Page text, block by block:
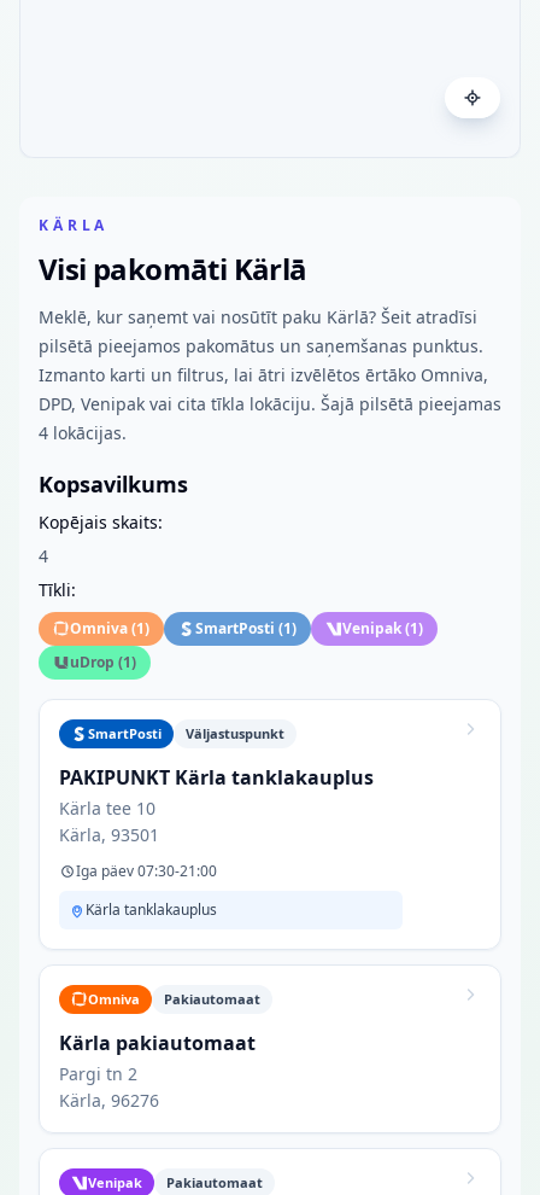
KÄRLA
Visi pakomāti Kärlā
Meklē, kur saņemt vai nosūtīt paku Kärlā? Šeit atradīsi
pilsētā pieejamos pakomātus un saņemšanas punktus.
Izmanto karti un filtrus, lai ātri izvēlētos ērtāko Omniva,
DPD, Venipak vai cita tīkla lokāciju. Šajā pilsētā pieejamas
4 lokācijas.
Kopsavilkums
Kopējais skaits:
4
Tīkli:
Omniva(1) SmartPosti (1) Venipak(1)
uDrop (1)
SmartPosti Väljastuspunkt
PAKIPUNKT Kärla tanklakauplus
Kärla tee 10
Kärla, 93501
Iga päev 07:30-21:00
Kärla tanklakauplus
Omniva Pakiautomaat
Kärla pakiautomaat
Pargi tn 2
Kärla, 96276
Venipak Pakiautomaat